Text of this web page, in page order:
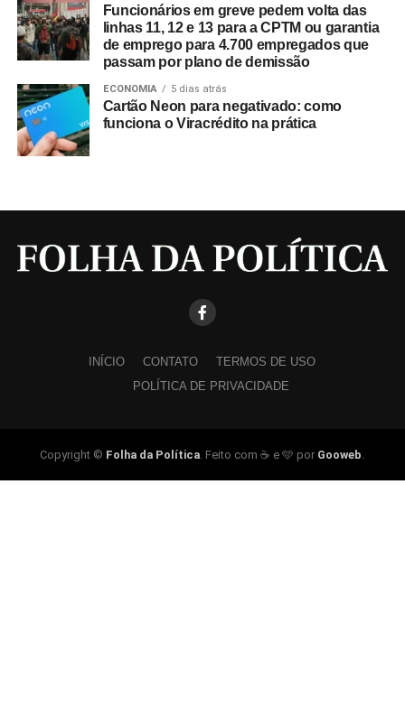
Funcionários em greve pedem volta das
linhas 11, 12 e 13 para a CPTM ou garantia
de emprego para 4.700 empregados que
passam por plano de demissão
ECONOMIA 5 dias atrás
Cartão Neon para negativado: como
funciona o Viracrédito na prática
INÍCIO CONTATO
TERMOS DE USO
POLÍTICA DE PRIVACIDADE
Copyright © Folha da Política. Feito com ☕ e 🩵 por Gooweb.